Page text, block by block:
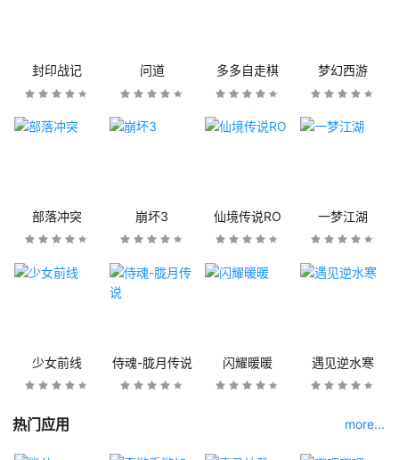
封印战记 问道 多多自走棋 梦幻西游
部落冲突 崩坏3 仙境传说RO 一梦江湖
少女前线 侍魂-胧月传说 闪耀暖暖 遇见逆水寒
热门应用 more...